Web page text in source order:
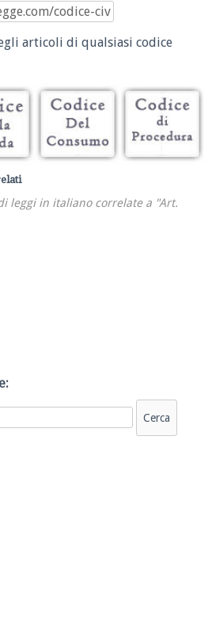
articoli di qualsiasi codice
leggi in italiano correlate a "Art.